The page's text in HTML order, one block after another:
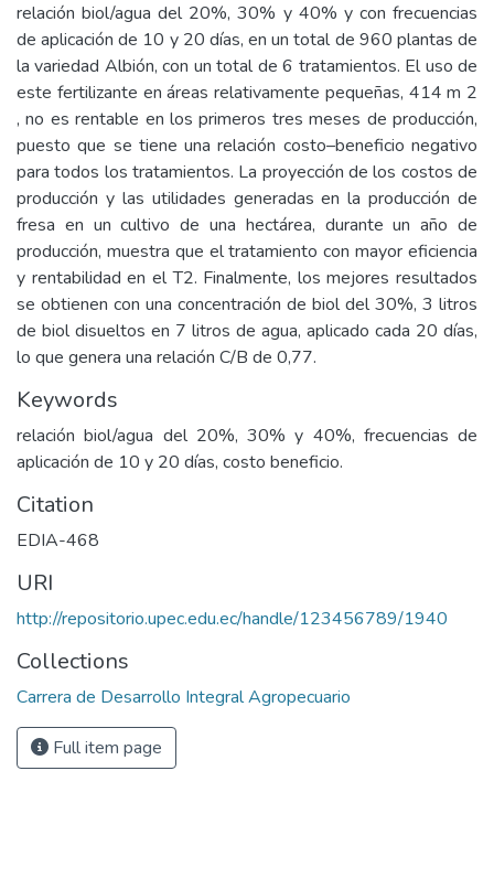
relación biol/agua del 20%, 30% y 40% y con frecuencias
de aplicación de 10 y 20 días, en un total de 960 plantas de
la variedad Albión, con un total de 6 tratamientos. El uso de
este fertilizante en áreas relativamente pequeñas, 414 m 2
, no es rentable en los primeros tres meses de producción,
puesto que se tiene una relación costo–beneficio negativo
para todos los tratamientos. La proyección de los costos de
producción y las utilidades generadas en la producción de
fresa en un cultivo de una hectárea, durante un año de
producción, muestra que el tratamiento con mayor eficiencia
y rentabilidad en el T2. Finalmente, los mejores resultados
se obtienen con una concentración de biol del 30%, 3 litros
de biol disueltos en 7 litros de agua, aplicado cada 20 días,
lo que genera una relación C/B de 0,77.
Keywords
relación biol/agua del 20%, 30% y 40%, frecuencias de
aplicación de 10 y 20 días, costo beneficio.
Citation
EDIA-468
URI
http://repositorio.upec.edu.ec/handle/123456789/1940
Collections
Carrera de Desarrollo Integral Agropecuario
Full item page